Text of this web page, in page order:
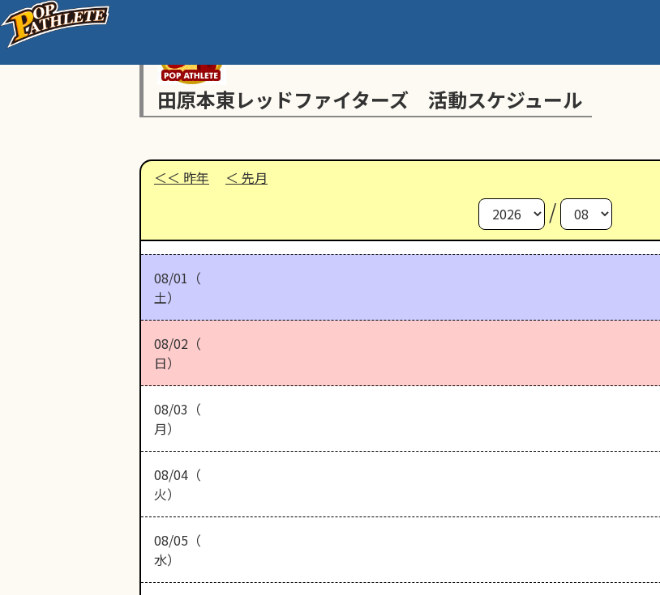
田原本東レッドファイターズ 活動スケジュール
昨年 先月
/
08/01（
土）
08/02（
日）
08/03（
月）
08/04（
火）
08/05（
水）